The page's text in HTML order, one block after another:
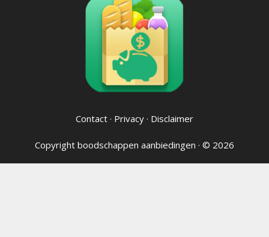
Contact · Privacy · Disclaimer
Copyright boodschappen aanbiedingen · © 2026